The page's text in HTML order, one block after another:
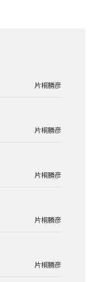
片桐勝彦
片桐勝彦
片桐勝彦
片桐勝彦
片桐勝彦